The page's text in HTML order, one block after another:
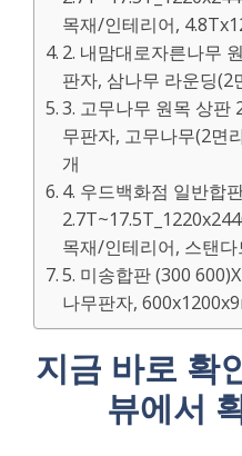
목재/인테리어,
2. 내맘대로자른나무
판자, 삼나무 라운딩(2
3. 고무나무 원목 상판
무판자, 고무나무(2면
개
4. 우드백화점 일반합
목재/인테리어, 스탠다
5. 미송합판 (300
나무판자,
지금 바로 확
뷰에서